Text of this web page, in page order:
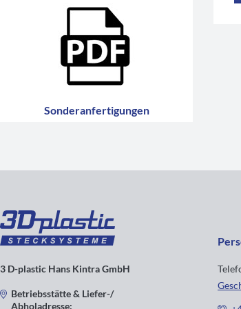
Sonderanfertigungen
3 D-plastic Hans Kintra GmbH
Betriebsstätte & Liefer-/
Abholadresse: